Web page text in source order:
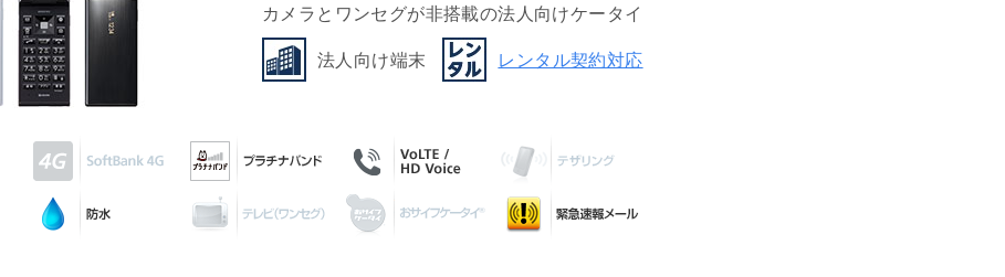
カメラとワンセグが非搭載の法人向けケータイ
法人向け端末
レンタル契約対応